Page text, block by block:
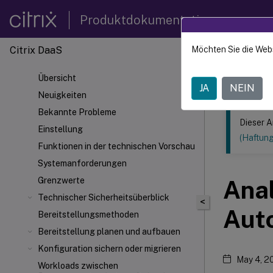
Produktdokumentation
Citrix DaaS
Übersicht
Neuigkeiten
Bekannte Probleme
Einstellung
Funktionen in der technischen Vorschau
Systemanforderungen
Grenzwerte
Technischer Sicherheitsüberblick
Bereitstellungsmethoden
Bereitstellung planen und aufbauen
Konfiguration sichern oder migrieren
Workloads zwischen
Dieser Inhalt
Citrix
<
Dieser
May 4,
Möchten Sie die
JA NEIN